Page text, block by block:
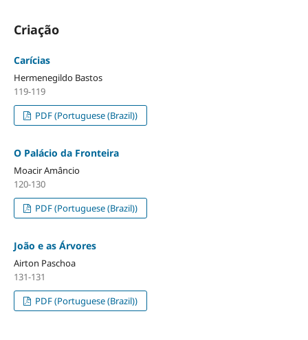
Criação
Carícias
Hermenegildo Bastos
119-119
PDF (Portuguese (Brazil))
O Palácio da Fronteira
Moacir Amâncio
120-130
PDF (Portuguese (Brazil))
João e as Árvores
Airton Paschoa
131-131
PDF (Portuguese (Brazil))